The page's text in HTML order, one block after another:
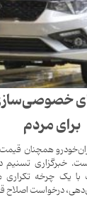
برای مردم
همچنان
خبرگزاری تسنیم
یک چرخه تکراری
درخواست اصلاح